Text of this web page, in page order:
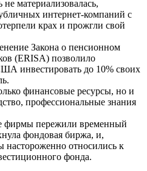
материализовалась,
интернет-компаний с
крах и прожгли свой
Закона о пенсионном
(ERISA) позволило
инвестировать до 10% своих
финансовые ресурсы, но и
профессиональные знания
фирмы пережили временный
фондовая биржа, и,
настороженно относились к
фонда.